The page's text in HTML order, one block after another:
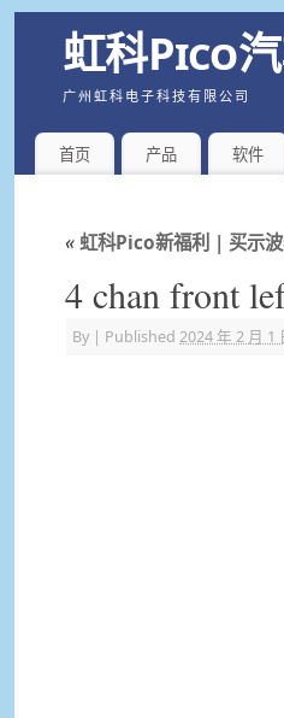
虹科Pico
广州虹科电子科技有限公司
首页 产品 软件
«虹科Pico新福利 | 买示
4 chan front
By | Published 2024 年 2 月 1